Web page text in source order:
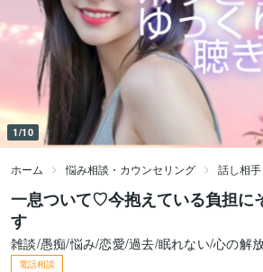
1/10
ホーム 悩み相談・カウンセリング 話し相
一息ついて♡今抱えている負担に
す
雑談/愚痴/悩み/恋愛/過去/眠れない/心の解
電話相談